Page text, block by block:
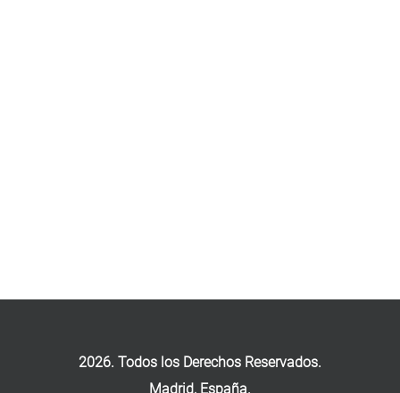
2026. Todos los Derechos Reservados.
Madrid, España.